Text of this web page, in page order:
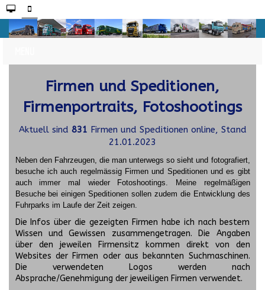
Firmen und Speditionen,
Firmenportraits, Fotoshootings
Aktuell sind 831 Firmen und Speditionen online, Stand
21.01.2023
Neben den Fahrzeugen, die man unterwegs so sieht und fotografiert,
besuche ich auch regelmässig Firmen und Speditionen und es gibt
auch immer mal wieder Fotoshootings.
Meine regelmäßigen
Besuche bei einigen Speditionen sollen zudem die Entwicklung des
Fuhrparks im Laufe der Zeit zeigen.
Die Infos über die gezeigten Firmen habe ich nach bestem
Wissen und Gewissen zusammengetragen. Die Angaben
über den jeweilen Firmensitz kommen direkt von den
Websites der Firmen oder aus bekannten Suchmaschinen.
Die verwendeten Logos werden nach
Absprache/Genehmigung der jeweiligen Firmen verwendet.